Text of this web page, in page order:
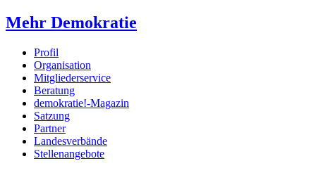
Mehr Demokratie
Profil
Organisation
Mitgliederservice
Beratung
demokratie!-Magazin
Satzung
Partner
Landesverbände
Stellenangebote